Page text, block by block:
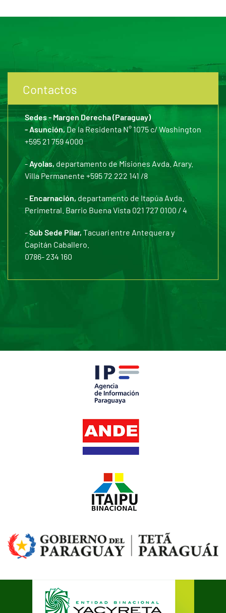
Contactos
Sedes - Margen Derecha (Paraguay)
- Asunción,De la Residenta N° 1075 c/ Washington
+595 21 759 4000
-Ayolas, departamento de Misiones Avda. Arary.
Villa Permanente +595 72 222 141 /8
- Encarnación, departamento de Itapúa Avda.
Perimetral. Barrio Buena Vista 021 727 0100 / 4
-Sub Sede Pilar, Tacuarí entre Antequera y
Capitán Caballero.
0786- 234 160